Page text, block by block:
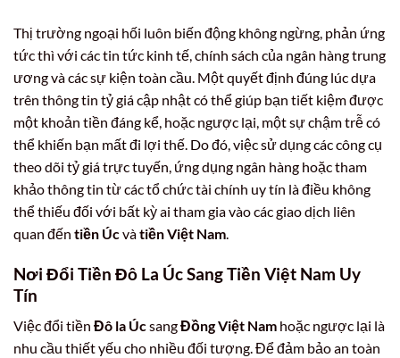
Thị trường ngoại hối luôn biến động không ngừng, phản ứng
tức thì với các tin tức kinh tế, chính sách của ngân hàng trung
ương và các sự kiện toàn cầu. Một quyết định đúng lúc dựa
trên thông tin tỷ giá cập nhật có thể giúp bạn tiết kiệm được
một khoản tiền đáng kể, hoặc ngược lại, một sự chậm trễ có
thể khiến bạn mất đi lợi thế. Do đó, việc sử dụng các công cụ
theo dõi tỷ giá trực tuyến, ứng dụng ngân hàng hoặc tham
khảo thông tin từ các tổ chức tài chính uy tín là điều không
thể thiếu đối với bất kỳ ai tham gia vào các giao dịch liên
quan đến tiền Úcvàtiền Việt Nam.
Nơi Đổi Tiền Đô La Úc Sang Tiền Việt Nam Uy
Tín
Việc đổi tiền Đô la ÚcsangĐồng Việt Nam hoặc ngược lại là
nhu cầu thiết yếu cho nhiều đối tượng. Để đảm bảo an toàn